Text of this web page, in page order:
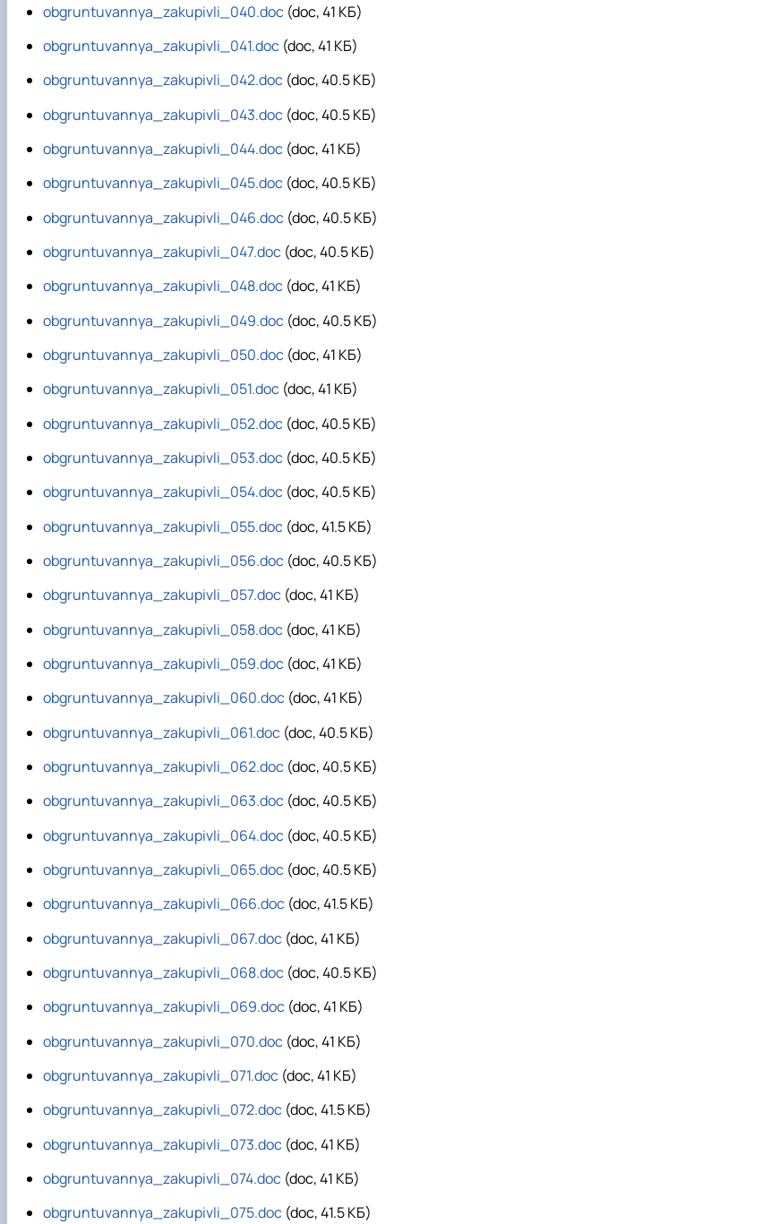
obgruntuvannya_zakupivli_040.doc (doc, 41 КБ)
obgruntuvannya_zakupivli_041.doc (doc, 41 КБ)
obgruntuvannya_zakupivli_042.doc (doc, 40.5 КБ)
obgruntuvannya_zakupivli_043.doc (doc, 40.5 КБ)
obgruntuvannya_zakupivli_044.doc (doc, 41 КБ)
obgruntuvannya_zakupivli_045.doc (doc, 40.5 КБ)
obgruntuvannya_zakupivli_046.doc (doc, 40.5 КБ)
obgruntuvannya_zakupivli_047.doc (doc, 40.5 КБ)
obgruntuvannya_zakupivli_048.doc (doc, 41 КБ)
obgruntuvannya_zakupivli_049.doc (doc, 40.5 КБ)
obgruntuvannya_zakupivli_050.doc (doc, 41 КБ)
obgruntuvannya_zakupivli_051.doc (doc, 41 КБ)
obgruntuvannya_zakupivli_052.doc (doc, 40.5 КБ)
obgruntuvannya_zakupivli_053.doc (doc, 40.5 КБ)
obgruntuvannya_zakupivli_054.doc (doc, 40.5 КБ)
obgruntuvannya_zakupivli_055.doc (doc, 41.5 КБ)
obgruntuvannya_zakupivli_056.doc (doc, 40.5 КБ)
obgruntuvannya_zakupivli_057.doc (doc, 41 КБ)
obgruntuvannya_zakupivli_058.doc (doc, 41 КБ)
obgruntuvannya_zakupivli_059.doc (doc, 41 КБ)
obgruntuvannya_zakupivli_060.doc (doc, 41 КБ)
obgruntuvannya_zakupivli_061.doc (doc, 40.5 КБ)
obgruntuvannya_zakupivli_062.doc (doc, 40.5 КБ)
obgruntuvannya_zakupivli_063.doc (doc, 40.5 КБ)
obgruntuvannya_zakupivli_064.doc (doc, 40.5 КБ)
obgruntuvannya_zakupivli_065.doc (doc, 40.5 КБ)
obgruntuvannya_zakupivli_066.doc (doc, 41.5 КБ)
obgruntuvannya_zakupivli_067.doc (doc, 41 КБ)
obgruntuvannya_zakupivli_068.doc (doc, 40.5 КБ)
obgruntuvannya_zakupivli_069.doc (doc, 41 КБ)
obgruntuvannya_zakupivli_070.doc (doc, 41 КБ)
obgruntuvannya_zakupivli_071.doc (doc, 41 КБ)
obgruntuvannya_zakupivli_072.doc (doc, 41.5 КБ)
obgruntuvannya_zakupivli_073.doc (doc, 41 КБ)
obgruntuvannya_zakupivli_074.doc (doc, 41 КБ)
obgruntuvannya_zakupivli_075.doc (doc, 41.5 КБ)